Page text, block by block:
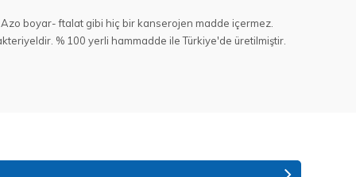
Azo boyar- ftalat gibi hiç bir kanserojen madde içermez.
% 100 yerli hammadde ile Türkiye'de üretilmiştir.